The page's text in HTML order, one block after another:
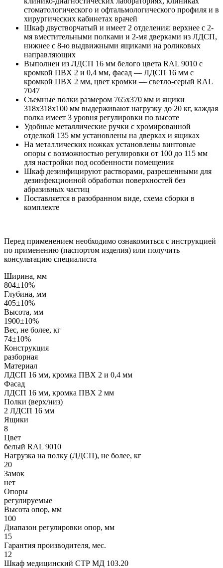
стоматологического и офтальмологического профиля и в
хирургических кабинетах врачей
Шкаф двустворчатый и имеет 2 отделения: верхнее с 2-
мя вместительными полками и 2-мя дверками из ЛДСП,
нижнее с 8-ю выдвижными ящиками на роликовых
направляющих
Выполнен из ЛДСП 16 мм белого цвета RAL 9010 с
кромкой ПВХ 2 и 0,4 мм, фасад — ЛДСП 16 мм с
кромкой ПВХ 2 мм, цвет кромки — светло-серый RAL
7047
Съемные полки размером 765x370 мм и ящики
318x318x100 мм выдерживают нагрузку до 20 кг, каждая
полка имеет 3 уровня регулировки по высоте
Удобные металлические ручки с хромированной
отделкой 135 мм установлены на дверках и ящиках
На металлических ножках установлены винтовые
опоры с возможностью регулировки от 100 до 115 мм
для настройки под особенности помещения
Шкаф дезинфицируют растворами, разрешенными для
дезинфекционной обработки поверхностей без
абразивных частиц
Поставляется в разобранном виде, схема сборки в
комплекте
Перед применением необходимо ознакомиться с инструкцией
по применению (паспортом изделия) или получить
консультацию специалиста
Ширина, мм
804±10%
Глубина, мм
405±10%
Высота, мм
1900±10%
Вес, не более, кг
74±10%
Конструкция
разборная
Материал
ЛДСП 16 мм, кромка ПВХ 2 и 0,4 мм
Фасад
ЛДСП 16 мм, кромка ПВХ 2 мм
Полки (верх/низ)
2 ЛДСП 16 мм
Ящики
8
Цвет
белый RAL 9010
Нагрузка на полку (ЛДСП), не более, кг
20
Замок
нет
Опоры
регулируемые
Высота опор, мм
100
Диапазон регулировки опор, мм
15
Гарантия производителя, мес.
12
Шкаф медицинский СТР МД 103.20